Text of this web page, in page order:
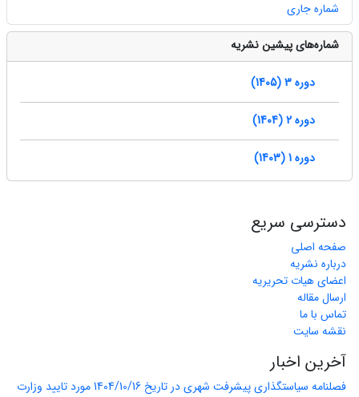
شماره جاری
شماره‌های پیشین نشریه
دوره 3 (1405)
دوره 2 (1404)
دوره 1 (1403)
دسترسی سریع
صفحه اصلی
درباره نشریه
اعضای هیات تحریریه
ارسال مقاله
تماس با ما
نقشه سایت
آخرین اخبار
فصلنامه سیاستگذاری پیشرفت شهری در تاریخ 1404/10/16 مورد تایید وزارت